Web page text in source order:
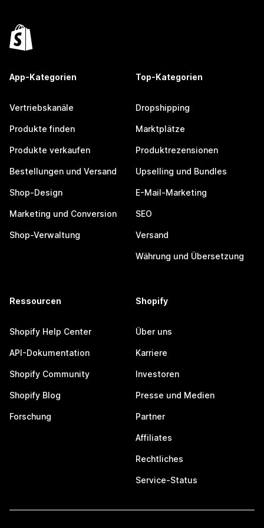
App-Kategorien
Vertriebskanäle
Produkte finden
Produkte verkaufen
Bestellungen und Versand
Shop-Design
Marketing und Conversion
Shop-Verwaltung
Top-Kategorien
Dropshipping
Marktplätze
Produktrezensionen
Upselling und Bundles
E-Mail-Marketing
SEO
Versand
Währung und Übersetzung
Ressourcen
Shopify Help Center
API-Dokumentation
Shopify Community
Shopify Blog
Forschung
Shopify
Über uns
Karriere
Investoren
Presse und Medien
Partner
Affiliates
Rechtliches
Service-Status